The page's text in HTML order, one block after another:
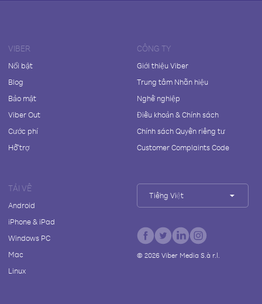
VIBER
Nổi bật
Blog
Bảo mật
Viber Out
Cước phí
Hỗ trợ
CÔNG TY
Giới thiệu Viber
Trung tâm Nhãn hiệu
Nghề nghiệp
Điều khoản & Chính sách
Chính sách Quyền riêng tư
Customer Complaints Code
TẢI VỀ
Android
iPhone & iPad
Windows PC
Mac
Linux
Tiếng Việt
© 2026Viber Media S.à r.l.